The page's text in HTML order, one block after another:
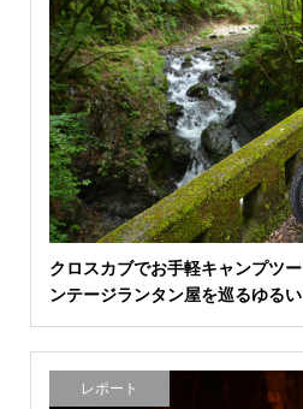
クロスカブでお手軽キャンプツ
ンテージランタン屋を巡るゆる
レポート